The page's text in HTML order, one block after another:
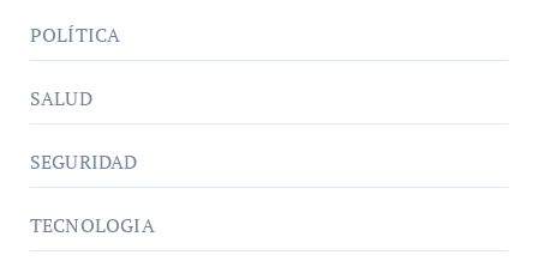
POLÍTICA
SALUD
SEGURIDAD
TECNOLOGIA